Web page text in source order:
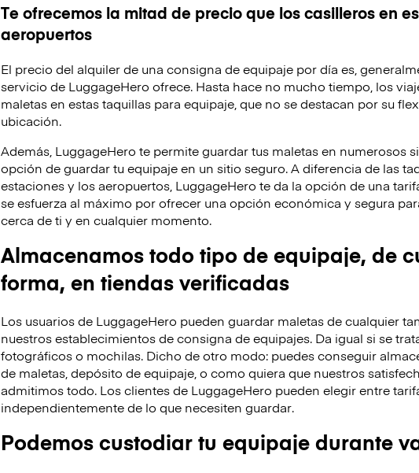
Te ofrecemos la mitad de precio que los casilleros en
aeropuertos
El precio del alquiler de una consigna de equipaje por día es,
servicio de LuggageHero ofrece. Hasta hace no mucho tiempo, los
maletas en estas taquillas para equipaje, que no se destacan por su
ubicación.
Además, LuggageHero te permite guardar tus maletas en numerosos
opción de guardar tu equipaje en un sitio seguro. A diferencia de las
estaciones y los aeropuertos, LuggageHero te da la opción de una
se esfuerza al máximo por ofrecer una opción económica y segura
cerca de ti y en cualquier momento.
Almacenamos todo tipo de equipaje, de
forma, en tiendas verificadas
Los usuarios de LuggageHero pueden guardar maletas de cualquier
nuestros establecimientos de consigna de equipajes. Da igual si se
fotográficos o mochilas. Dicho de otro modo: puedes conseguir
de maletas, depósito de equipaje, o como quiera que nuestros
admitimos todo. Los clientes de LuggageHero pueden elegir entre
independientemente de lo que necesiten guardar.
Podemos custodiar tu equipaje durante